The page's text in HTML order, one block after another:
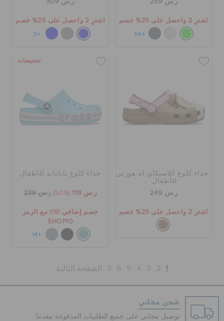
اشترِ 2 واحصل على 25% خصم
+56
اشترِ 2 واحصل على 25% خصم
+2
حذاء كلوغ كلاسيكآي آم هورس
للأطفال
ر.س 249
اشترِ 2 واحصل على 25% خصم
تخفيضات
حذاء كلوغ باياباند للأطفال
ر.س 119 (50%) ر.س 239
خصم إضافي 10٪ مع الرمز
SHOP10
+14
1
2
3
4
5
6
7 الصفحة التالية
شحن مجاني
توصيل مجاني على جميع الطلبيات المدفوعة مقدما